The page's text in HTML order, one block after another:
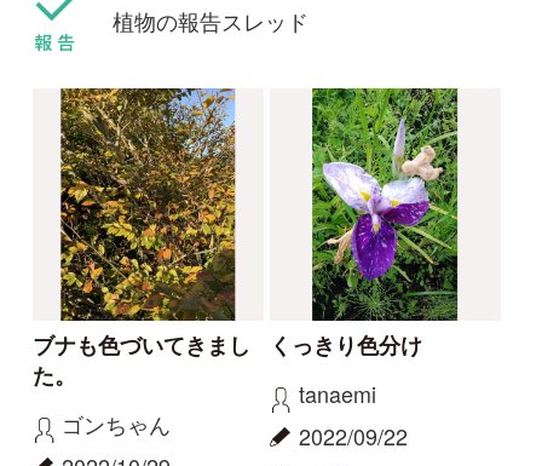
ブナも色づいてきまし
た。
ゴンちゃん
2022/10/29
0 1
ブナ
くっきり色分け
tanaemi
2022/09/22
ハナショウブ